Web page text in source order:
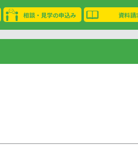
相談・見学の申込み 資料請